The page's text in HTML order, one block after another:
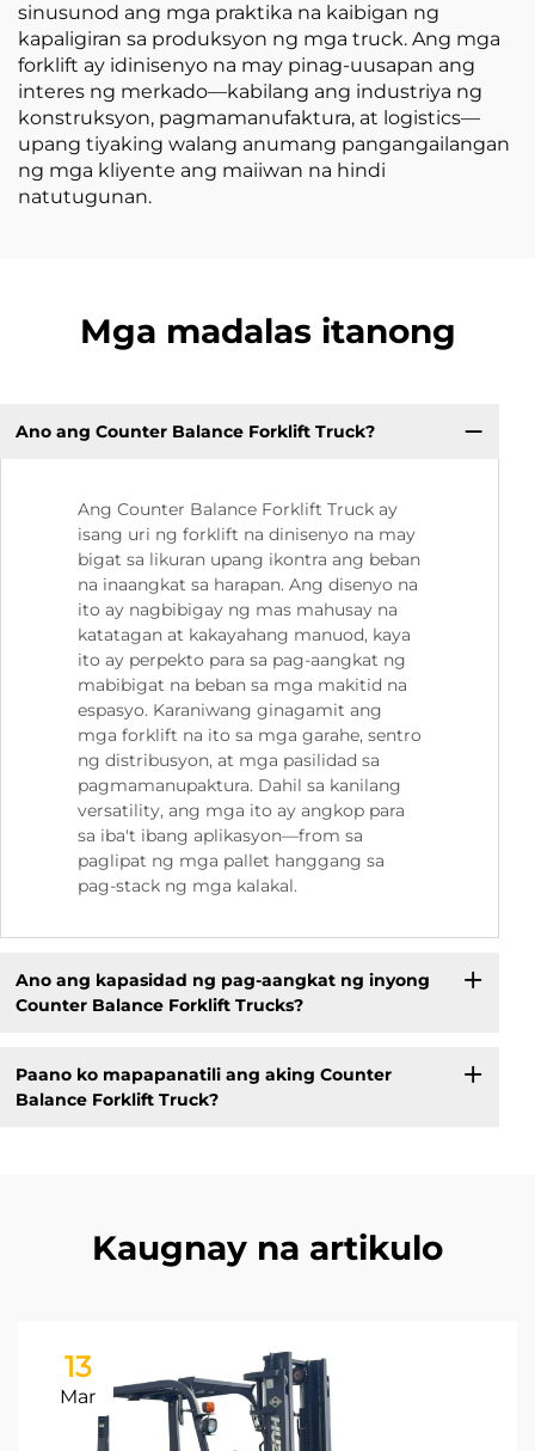
sinusunod ang mga praktika na kaibigan ng
kapaligiran sa produksyon ng mga truck. Ang mga
forklift ay idinisenyo na may pinag-uusapan ang
interes ng merkado—kabilang ang industriya ng
konstruksyon, pagmamanufaktura, at logistics—
upang tiyaking walang anumang pangangailangan
ng mga kliyente ang maiiwan na hindi
natutugunan.
Mga madalas itanong
Ano ang Counter Balance Forklift Truck?
Ang Counter Balance Forklift Truck ay
isang uri ng forklift na dinisenyo na may
bigat sa likuran upang ikontra ang beban
na inaangkat sa harapan. Ang disenyo na
ito ay nagbibigay ng mas mahusay na
katatagan at kakayahang manuod, kaya
ito ay perpekto para sa pag-aangkat ng
mabibigat na beban sa mga makitid na
espasyo. Karaniwang ginagamit ang
mga forklift na ito sa mga garahe, sentro
ng distribusyon, at mga pasilidad sa
pagmamanupaktura. Dahil sa kanilang
versatility, ang mga ito ay angkop para
sa iba't ibang aplikasyon—from sa
paglipat ng mga pallet hanggang sa
pag-stack ng mga kalakal.
Ano ang kapasidad ng pag-aangkat ng inyong
Counter Balance Forklift Trucks?
Paano ko mapapanatili ang aking Counter
Balance Forklift Truck?
Kaugnay na artikulo
13
Mar